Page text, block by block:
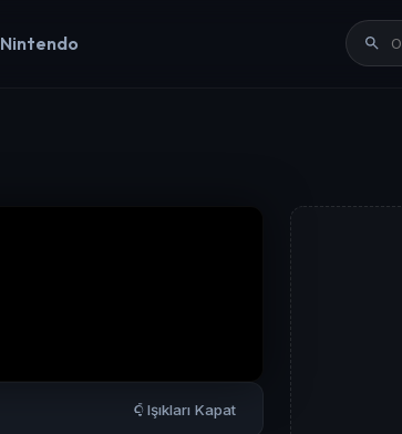
Nintendo
Işıkları Kapat